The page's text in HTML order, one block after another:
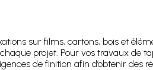
sur films, cartons, bois et
projet. Pour vos travaux de
de finition afin d’obtenir des